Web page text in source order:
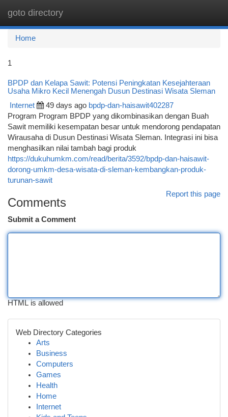
goto directory
Home
1
BPDP dan Kelapa Sawit: Potensi Peningkatan Kesejahteraan
Usaha Mikro Kecil Menengah Dusun Destinasi Wisata Sleman
Internet 49 days ago bpdp-dan-haisawit402287
Program Program BPDP yang dikombinasikan dengan Buah
Sawit memiliki kesempatan besar untuk mendorong pendapatan
Wirausaha di Dusun Destinasi Wisata Sleman. Integrasi ini bisa
menghasilkan nilai tambah bagi produk
https://dukuhumkm.com/read/berita/3592/bpdp-dan-haisawit-
dorong-umkm-desa-wisata-di-sleman-kembangkan-produk-
turunan-sawit
Report this page
Comments
Submit a Comment
HTML is allowed
Web Directory Categories
Arts
Business
Computers
Games
Health
Home
Internet